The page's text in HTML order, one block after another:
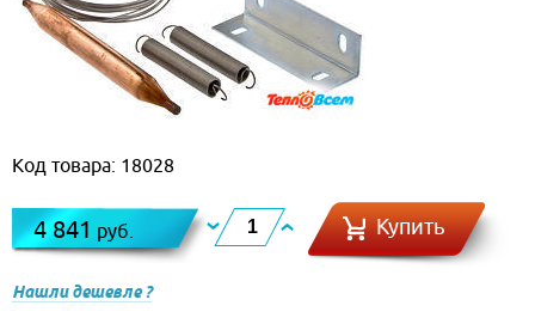
Код товара: 18028
4 841 руб. Купить
Нашли дешевле ?